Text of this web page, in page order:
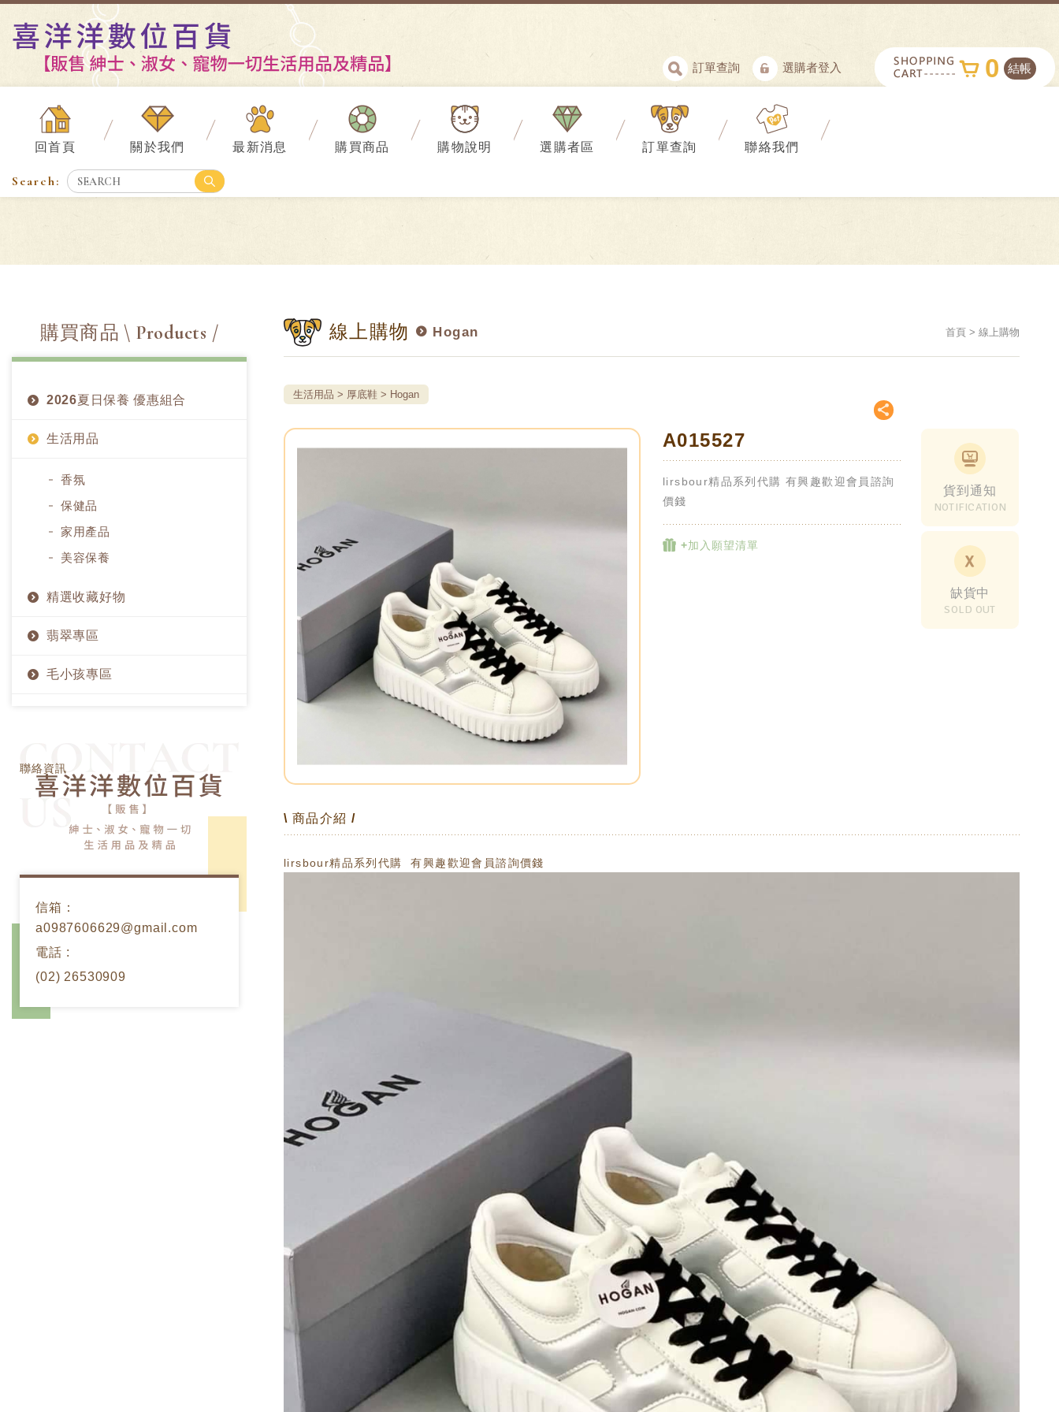
訂單查詢 選購者登入 0 結帳
回首頁 關於我們 最新消息 購買商品 購物說明 選購者區 訂單查詢 聯絡我們
購買商品 \ Products /
2026夏日保養 優惠組合
生活用品
香氛
保健品
家用產品
美容保養
精選收藏好物
翡翠專區
毛小孩專區
聯絡資訊
信箱：
a0987606629@gmail.com
電話 :
(02) 26530909
首頁 線上購物
線上購物 Hogan
生活用品 厚底鞋 Hogan
A015527
lirsbour精品系列代購 有興趣歡迎會員諮詢
價錢
+加入願望清單
貨到通知
NOTIFICATION
缺貨中
SOLD OUT
\ 商品介紹 /
lirsbour精品系列代購 有興趣歡迎會員諮詢價錢